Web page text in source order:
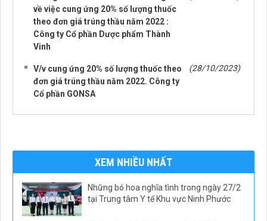
về việc cung ứng 20% số lượng thuốc
theo đơn giá trúng thầu năm 2022 :
Công ty Cổ phần Dược phẩm Thành
Vinh
V/v cung ứng 20% số lượng thuốc theo
đơn giá trúng thầu năm 2022. Công ty
Cổ phần GONSA
(28/10/2023)
XEM NHIỀU NHẤT
Những bó hoa nghĩa tình trong ngày 27/2
tại Trung tâm Y tế Khu vực Ninh Phước